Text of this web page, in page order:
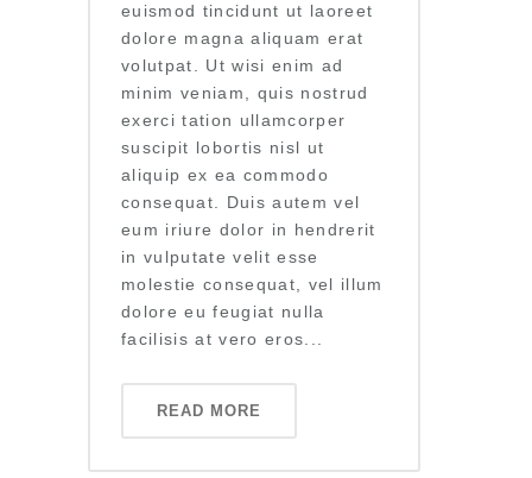
euismod tincidunt ut laoreet
dolore magna aliquam erat
volutpat. Ut wisi enim ad
minim veniam, quis nostrud
exerci tation ullamcorper
suscipit lobortis nisl ut
aliquip ex ea commodo
consequat. Duis autem vel
eum iriure dolor in hendrerit
in vulputate velit esse
molestie consequat, vel illum
dolore eu feugiat nulla
facilisis at vero eros...
READ MORE